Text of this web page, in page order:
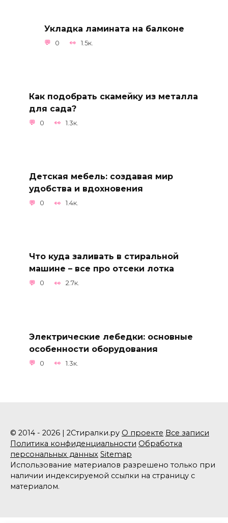
Укладка ламината на балконе
0 1.5к.
Как подобрать скамейку из металла
для сада?
0 1.3к.
Детская мебель: создавая мир
удобства и вдохновения
0 1.4к.
Что куда заливать в стиральной
машине – все про отсеки лотка
0 2.7к.
Электрические лебедки: основные
особенности оборудования
0 1.3к.
© 2014 - 2026 | 2Стиралки.ру О проекте Все записи
Политика конфиденциальности Обработка
персональных данных Sitemap
Использование материалов разрешено только при
наличии индексируемой ссылки на страницу с
материалом.